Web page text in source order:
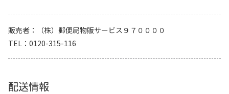
販売者
（株）郵便局物販サービス９７００００
TEL
0120-315-116
配送情報